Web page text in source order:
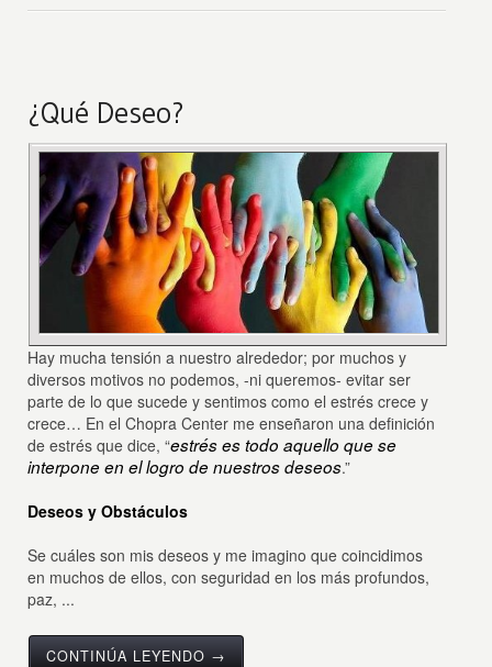
¿Qué Deseo?
Hay mucha tensión a nuestro alrededor; por muchos y
diversos motivos no podemos, -ni queremos- evitar ser
parte de lo que sucede y sentimos como el estrés crece y
crece… En el Chopra Center me enseñaron una definición
de estrés que dice, “estrés es todo aquello que se
interpone en el logro de nuestros deseos.”
Deseos y Obstáculos
Se cuáles son mis deseos y me imagino que coincidimos
en muchos de ellos, con seguridad en los más profundos,
paz, ...
CONTINÚA LEYENDO →